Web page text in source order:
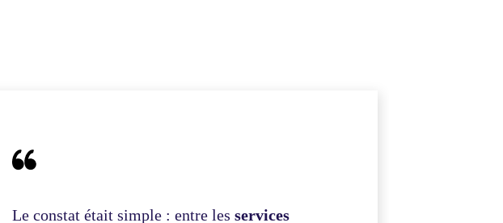
Le constat était simple : entre les services